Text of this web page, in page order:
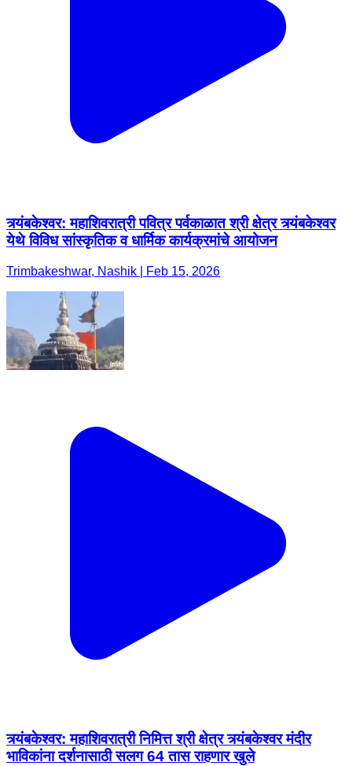
त्र्यंबकेश्वर: महाशिवरात्री पवित्र पर्वकाळात श्री क्षेत्र त्र्यंबकेश्वर
येथे विविध सांस्कृतिक व धार्मिक कार्यक्रमांचे आयोजन
Trimbakeshwar, Nashik | Feb 15, 2026
त्र्यंबकेश्वर: महाशिवरात्री निमित्त श्री क्षेत्र त्र्यंबकेश्वर मंदीर
भाविकांना दर्शनासाठी सलग 64 तास राहणार खुले